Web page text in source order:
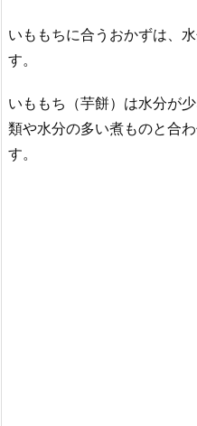
いももちに合うおかずは、
す。
いももち（芋餅）は水分が
類や水分の多い煮ものと合
す。